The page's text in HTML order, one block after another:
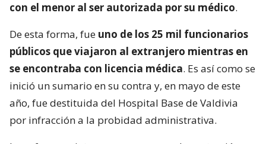
con el menor al ser autorizada por su médico.
De esta forma, fue uno de los 25 mil funcionarios
públicos que viajaron al extranjero mientras en
se encontraba con licencia médica. Es así como se
inició un sumario en su contra y, en mayo de este
año, fue destituida del Hospital Base de Valdivia
por infracción a la probidad administrativa.